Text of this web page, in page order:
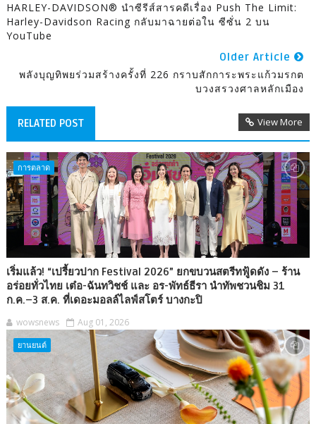
HARLEY-DAVIDSON® นำซีรีส์สารคดีเรื่อง Push The Limit:
Harley-Davidson Racing กลับมาฉายต่อใน ซีซั่น 2 บน
YouTube
Older Article
พลังบุญทิพยร่วมสร้างครั้งที่ 226 กราบสักการะพระแก้วมรกต
บวงสรวงศาลหลักเมือง
RELATED POST View More
การตลาด
เริ่มแล้ว! “เปรี้ยวปาก Festival 2026” ยกขบวนสตรีทฟู้ดดัง – ร้าน
อร่อยทั่วไทย เต๋อ-ฉันทวิชช์ และ อร-พัทธ์ธีรา นำทัพชวนชิม 31
ก.ค.–3 ส.ค. ที่เดอะมอลล์ไลฟ์สโตร์ บางกะปิ
wowsnews Aug 01, 2026
ยานยนต์